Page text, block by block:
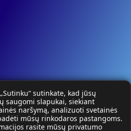
sutinkate, kad jūsų
saugomi slapukai, siekiant
naršymą, analizuoti svetainės
mūsų rinkodaros pastangoms.
rasite mūsų privatumo